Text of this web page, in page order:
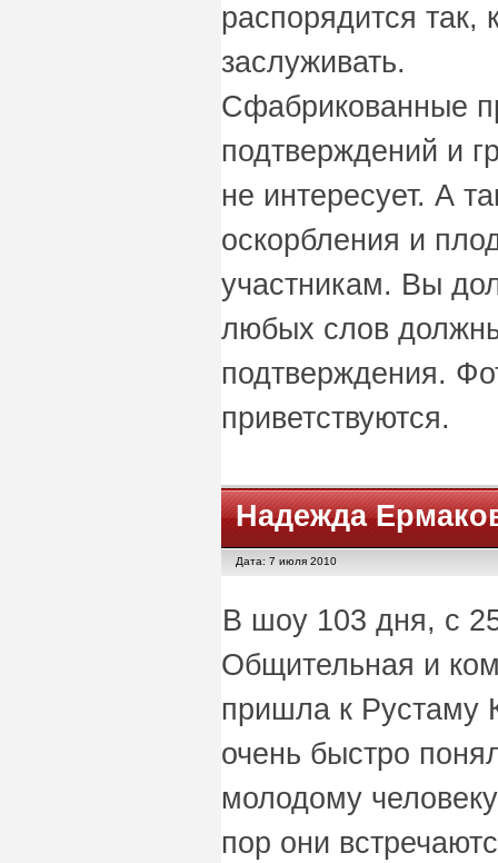
распорядится так,
заслуживать.
Сфабрикованные
подтверждений и
не интересует. А
оскорбления и
участникам. Вы
любых слов
подтверждения.
приветствуются.
Надежда
Дата: 7 июля 2010
В шоу 103 дня, c
Общительная и
пришла к Рустаму
очень быстро
молодому
пор они